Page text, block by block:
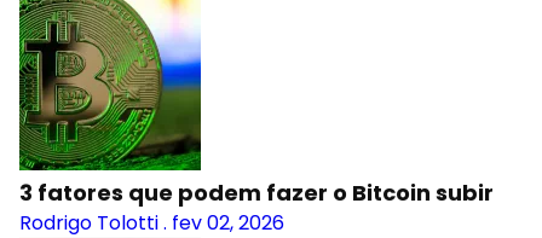
3 fatores que podem fazer o Bitcoin subir
Rodrigo Tolotti. fev 02, 2026